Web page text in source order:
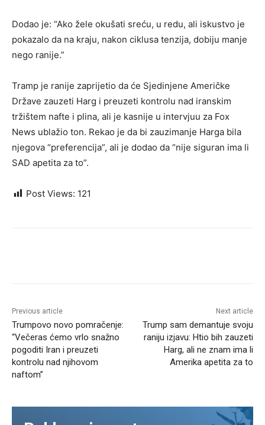
Dodao je: “Ako žele okušati sreću, u redu, ali iskustvo je
pokazalo da na kraju, nakon ciklusa tenzija, dobiju manje
nego ranije.”
Tramp je ranije zaprijetio da će Sjedinjene Američke
Države zauzeti Harg i preuzeti kontrolu nad iranskim
tržištem nafte i plina, ali je kasnije u intervjuu za Fox
News ublažio ton. Rekao je da bi zauzimanje Harga bila
njegova “preferencija”, ali je dodao da “nije siguran ima li
SAD apetita za to”.
Post Views: 121
Previous article
Trumpovo novo pomračenje:
“Večeras ćemo vrlo snažno
pogoditi Iran i preuzeti
kontrolu nad njihovom
naftom”
Next article
Trump sam demantuje svoju
raniju izjavu: Htio bih zauzeti
Harg, ali ne znam ima li
Amerika apetita za to